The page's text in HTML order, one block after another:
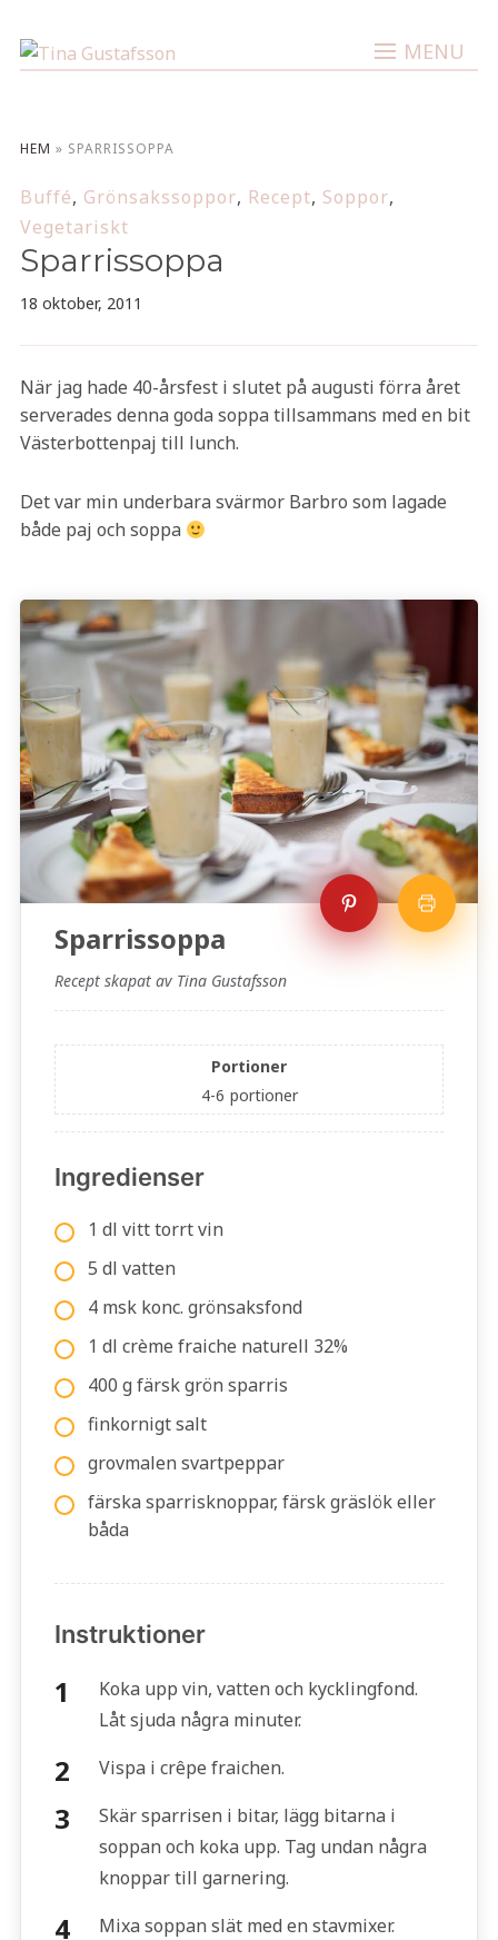
MENU
HEM » SPARRISSOPPA
Buffé, Grönsakssoppor, Recept, Soppor,
Vegetariskt
Sparrissoppa
18 oktober, 2011
När jag hade 40-årsfest i slutet på augusti förra året
serverades denna goda soppa tillsammans med en bit
Västerbottenpaj till lunch.
Det var min underbara svärmor Barbro som lagade
både paj och soppa
Sparrissoppa
Recept skapat av Tina Gustafsson
Portioner
4-6 portioner
Ingredienser
1 dl vitt torrt vin
5 dl vatten
4 msk konc. grönsaksfond
1 dl crème fraiche naturell 32%
400 g färsk grön sparris
finkornigt salt
grovmalen svartpeppar
färska sparrisknoppar, färsk gräslök eller
båda
Instruktioner
Koka upp vin, vatten och kycklingfond.
Låt sjuda några minuter.
Vispa i crêpe fraichen.
Skär sparrisen i bitar, lägg bitarna i
soppan och koka upp. Tag undan några
knoppar till garnering.
Mixa soppan slät med en stavmixer.